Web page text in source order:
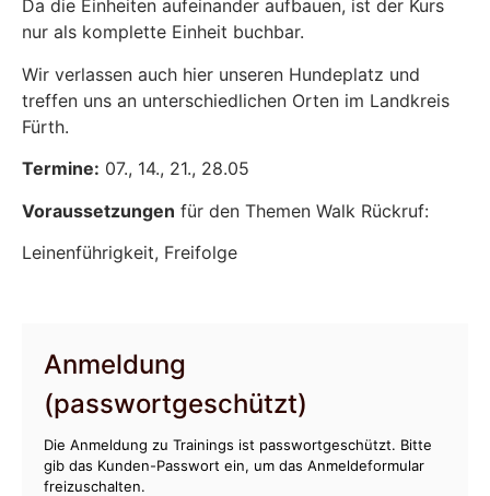
Da die Einheiten aufeinander aufbauen, ist der Kurs
nur als komplette Einheit buchbar.
Wir verlassen auch hier unseren Hundeplatz und
treffen uns an unterschiedlichen Orten im Landkreis
Fürth.
Termine: 07., 14., 21., 28.05
Voraussetzungen für den Themen Walk Rückruf:
Leinenführigkeit, Freifolge
Anmeldung
(passwortgeschützt)
Die Anmeldung zu Trainings ist passwortgeschützt. Bitte
gib das Kunden-Passwort ein, um das Anmeldeformular
freizuschalten.